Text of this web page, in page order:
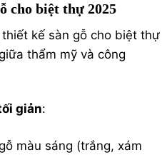
cho biệt thự 2025
kế sàn gỗ cho biệt thự
thẩm mỹ và công
giản:
màu sáng (trắng, xám